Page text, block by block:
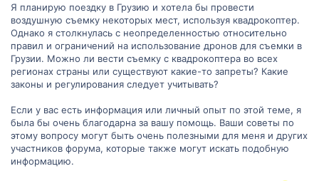
Я планирую поездку в Грузию и хотела бы провести
воздушную съемку некоторых мест, используя квадрокоптер.
Однако я столкнулась с неопределенностью относительно
правил и ограничений на использование дронов для съемки в
Грузии. Можно ли вести съемку с квадрокоптера во всех
регионах страны или существуют какие-то запреты? Какие
законы и регулирования следует учитывать?
Если у вас есть информация или личный опыт по этой теме, я
была бы очень благодарна за вашу помощь. Ваши советы по
этому вопросу могут быть очень полезными для меня и других
участников форума, которые также могут искать подобную
информацию.